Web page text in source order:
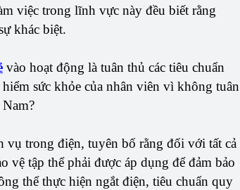
việc trong lĩnh vực này đều biết rằng
khác biệt.
vào hoạt động là tuân thủ các tiêu chuẩn
sức khỏe của nhân viên vì không tuân
vụ trong điện, tuyên bố rằng đối với tất cả
vệ tập thể phải được áp dụng để đảm bảo
thể thực hiện ngắt điện, tiêu chuẩn quy